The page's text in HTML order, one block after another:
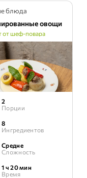
блюда
овощи
от шеф-повара
2
Порции
8
Ингредиентов
Средне
Сложность
1 ч 20 мин
Время